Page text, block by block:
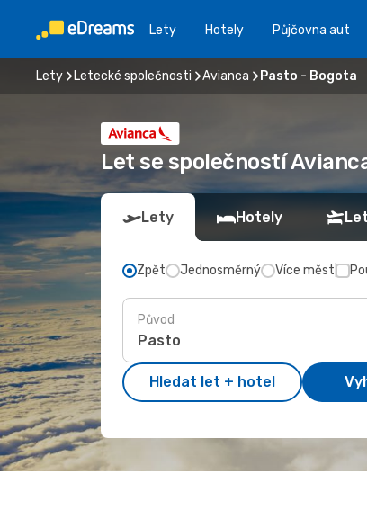
Lety Hotely Půjčovna aut
Lety Letecké společnosti Avianca Pasto - Bogota
Let se společností
Lety Hotely
Zpět Jednosměrný Více měst
Původ
Hledat let + hotel